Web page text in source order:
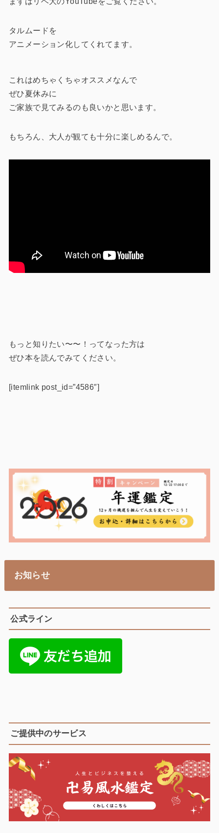
タルムードを
アニメーション化してくれてます。
これはめちゃくちゃオススメなんで
ぜひ夏休みに
ご家族で見てみるのも良いかと思います。
もちろん、大人が観ても十分に楽しめるんで。
もっと知りたい〜〜！ってなった方は
ぜひ本を読んでみてください。
[itemlink post_id=”4586″]
お知らせ
公式ライン
ご提供中のサービス